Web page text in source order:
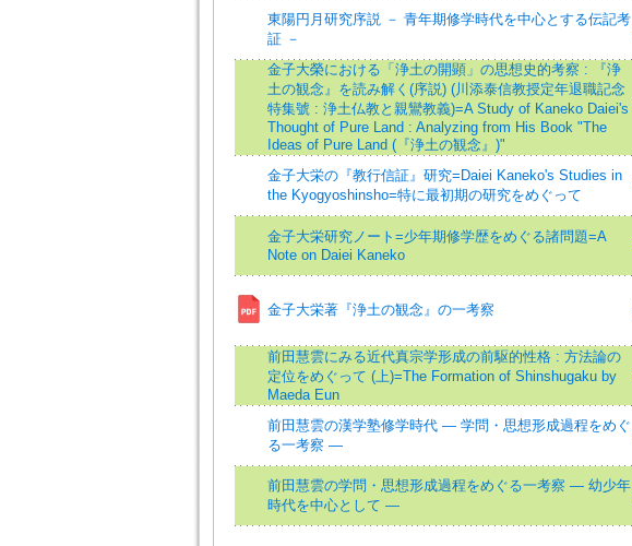
東陽円月研究序説 － 青年期修学時代を中心とする伝記考
証 －
金子大榮における「浄土の開顕」の思想史的考察 : 『浄
土の観念』を読み解く(序説) (川添泰信教授定年退職記念
特集號 : 浄土仏教と親鸞教義)=A Study of Kaneko Daiei's
Thought of Pure Land : Analyzing from His Book "The
Ideas of Pure Land (『浄土の観念』)"
金子大栄の『教行信証』研究=Daiei Kaneko's Studies in
the Kyogyoshinsho=特に最初期の研究をめぐって
金子大栄研究ノート=少年期修学歴をめぐる諸問題=A
Note on Daiei Kaneko
金子大栄著『浄土の観念』の一考察
前田慧雲にみる近代真宗学形成の前駆的性格 : 方法論の
定位をめぐって (上)=The Formation of Shinshugaku by
Maeda Eun
前田慧雲の漢学塾修学時代 ― 学問・思想形成過程をめぐ
る一考察 ―
前田慧雲の学問・思想形成過程をめぐる一考察 ― 幼少年
時代を中心として ―